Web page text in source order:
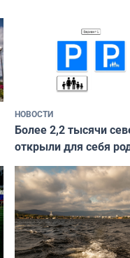
НОВОСТИ
Более 2,2 тысячи
открыли для себя
край в рамках
«Туризм для своих»